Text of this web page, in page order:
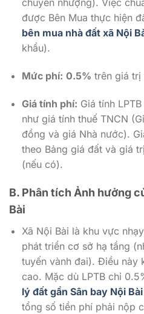
được Bên Mua thực hiện
bên mua nhà đất xã Nội
khẩu).
Mức phí: 0.5% trên giá trị
Giá tính phí: Giá tính
như giá tính thuế TNCN
đồng và giá Nhà nước).
theo Bảng giá đất và giá
(nếu có).
B. Phân tích Ảnh hưởng
Bài
Xã Nội Bài là khu vực
phát triển cơ sở hạ tầng
tuyến vành đai). Điều này
cao. Mặc dù LPTB chỉ
lý đất gần Sân bay Nội Bài
tổng số tiền phí phải nộp